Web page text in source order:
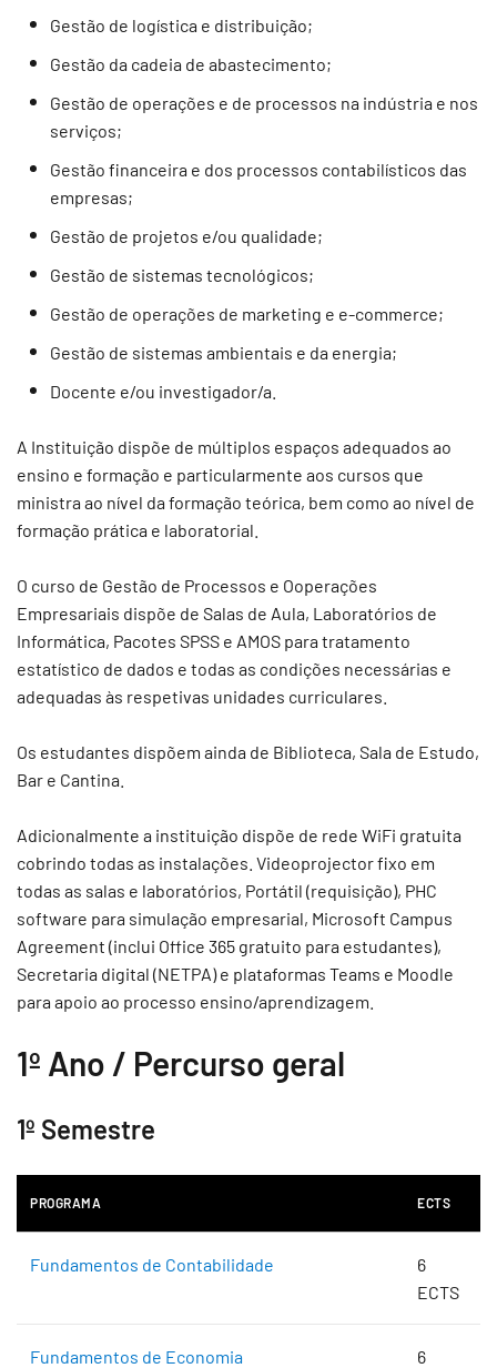
Gestão de logística e distribuição;
Gestão da cadeia de abastecimento;
Gestão de operações e de processos na indústria e nos
serviços;
Gestão financeira e dos processos contabilísticos das
empresas;
Gestão de projetos e/ou qualidade;
Gestão de sistemas tecnológicos;
Gestão de operações de marketing e e-commerce;
Gestão de sistemas ambientais e da energia;
Docente e/ou investigador/a.
A Instituição dispõe de múltiplos espaços adequados ao
ensino e formação e particularmente aos cursos que
ministra ao nível da formação teórica, bem como ao nível de
formação prática e laboratorial.
O curso de Gestão de Processos e Ooperações
Empresariais dispõe de Salas de Aula, Laboratórios de
Informática, Pacotes SPSS e AMOS para tratamento
estatístico de dados e todas as condições necessárias e
adequadas às respetivas unidades curriculares.
Os estudantes dispõem ainda de Biblioteca, Sala de Estudo,
Bar e Cantina.
Adicionalmente a instituição dispõe de rede WiFi gratuita
cobrindo todas as instalações. Videoprojector fixo em
todas as salas e laboratórios, Portátil (requisição), PHC
software para simulação empresarial, Microsoft Campus
Agreement (inclui Office 365 gratuito para estudantes),
Secretaria digital (NETPA) e plataformas Teams e Moodle
para apoio ao processo ensino/aprendizagem.
1º Ano / Percurso geral
1º Semestre
PROGRAMA ECTS
Fundamentos de Contabilidade
6
ECTS
Fundamentos de Economia 6